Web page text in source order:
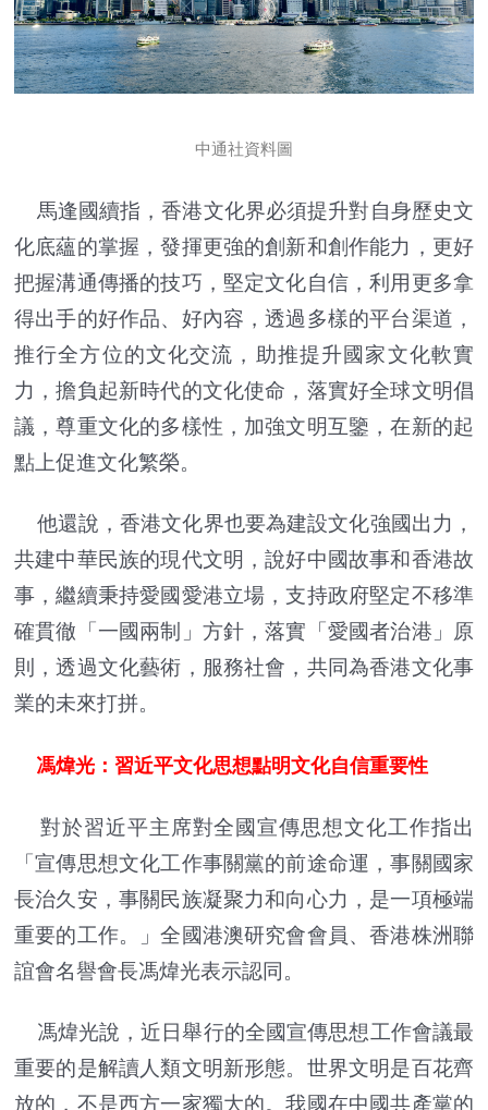
中通社資料圖
馬逢國續指，香港文化界必須提升對自身歷史文
化底蘊的掌握，發揮更強的創新和創作能力，更好
把握溝通傳播的技巧，堅定文化自信，利用更多拿
得出手的好作品、好內容，透過多樣的平台渠道，
推行全方位的文化交流，助推提升國家文化軟實
力，擔負起新時代的文化使命，落實好全球文明倡
議，尊重文化的多樣性，加強文明互鑒，在新的起
點上促進文化繁榮。
他還說，香港文化界也要為建設文化強國出力，
共建中華民族的現代文明，說好中國故事和香港故
事，繼續秉持愛國愛港立場，支持政府堅定不移準
確貫徹「一國兩制」方針，落實「愛國者治港」原
則，透過文化藝術，服務社會，共同為香港文化事
業的未來打拼。
馮煒光：習近平文化思想點明文化自信重要性
對於習近平主席對全國宣傳思想文化工作指出
「宣傳思想文化工作事關黨的前途命運，事關國家
長治久安，事關民族凝聚力和向心力，是一項極端
重要的工作。」全國港澳研究會會員、香港株洲聯
誼會名譽會長馮煒光表示認同。
馮煒光說，近日舉行的全國宣傳思想工作會議最
重要的是解讀人類文明新形態。世界文明是百花齊
放的，不是西方一家獨大的。我國在中國共產黨的